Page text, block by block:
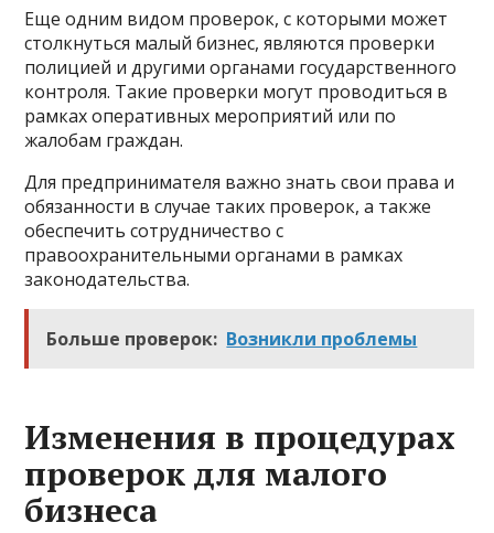
Еще одним видом проверок, с которыми может
столкнуться малый бизнес, являются проверки
полицией и другими органами государственного
контроля. Такие проверки могут проводиться в
рамках оперативных мероприятий или по
жалобам граждан.
Для предпринимателя важно знать свои права и
обязанности в случае таких проверок, а также
обеспечить сотрудничество с
правоохранительными органами в рамках
законодательства.
Больше проверок: Возникли проблемы
Изменения в процедурах
проверок для малого
бизнеса